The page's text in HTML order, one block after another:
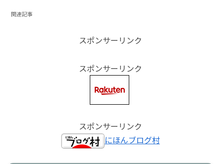
関連記事
スポンサーリンク
スポンサーリンク
スポンサーリンク
にほんブログ村